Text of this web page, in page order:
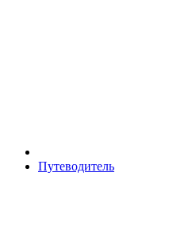
Путеводитель